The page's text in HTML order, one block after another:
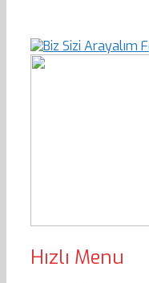
Hızlı Menu